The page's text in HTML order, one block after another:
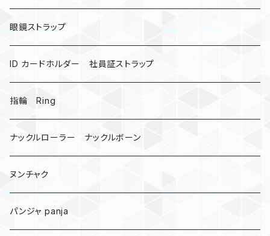
昆虫
ミツバチ
AirTag
戦国武将、侍
悪魔の鍵
爬虫類、蛇
DNA 螺旋
眼鏡ストラップ
ID カードホルダー 社員証ストラップ
指輪 Ring
ナックルローラー ナックルボーン
ヌンチャク
パンジャ panja